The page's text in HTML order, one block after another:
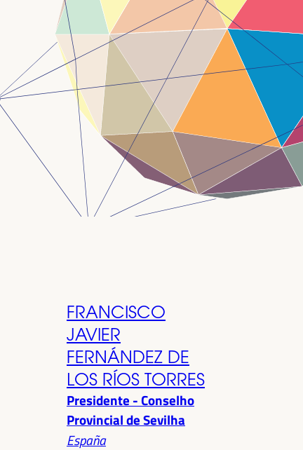
FRANCISCO
JAVIER
FERNÁNDEZ DE
LOS RÍOS TORRES
Presidente - Conselho
Provincial de Sevilha
España